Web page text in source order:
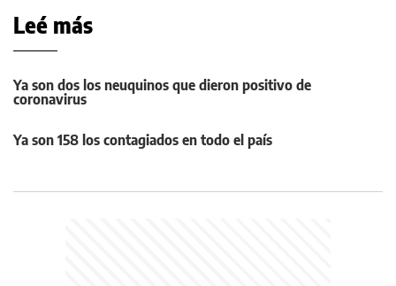
Leé más
Ya son dos los neuquinos que dieron positivo de
coronavirus
Ya son 158 los contagiados en todo el país